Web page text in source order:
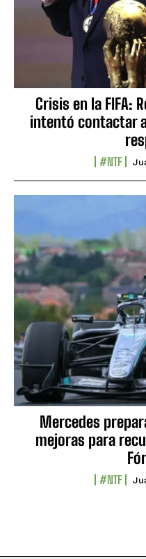
Crisis en la FIFA:
intentó contactar
#NTF
Mercedes
mejoras para
#NTF